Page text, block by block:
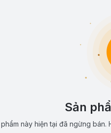
Sản
này hiện tại đã ngừng bán.